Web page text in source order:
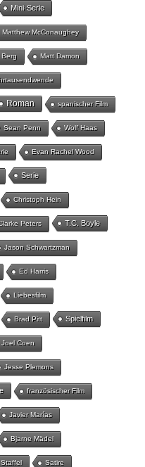
Mini-Serie
Matthew McConaughey
Berg Matt Damon
Roman spanischer Film
Sean Penn Wolf Haas
Evan Rachel Wood
Serie
Christoph Hein
Peters T.C. Boyle
Jason Schwartzman
Ed Harris
Liebesfilm
Brad Pitt Spielfilm
Coen
Jesse Plemons
französischer Film
Javier Marías
Bjarne Mädel
Staffel Satire